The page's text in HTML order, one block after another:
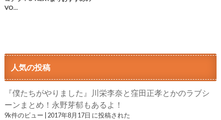
VO…
人気の投稿
『僕たちがやりました』川栄李奈と窪田正孝とかのラブシ
ーンまとめ！永野芽郁もあるよ！
9k件のビュー 2017年8月17日 に投稿された